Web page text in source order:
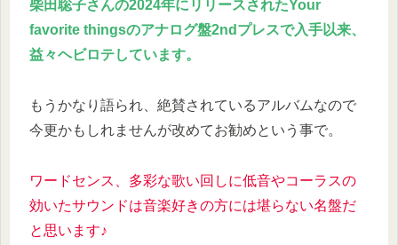
柴田聡子さんの2024年にリリースされたYour
favorite thingsのアナログ盤2ndプレスで入手以来、
益々ヘビロテしています。
もうかなり語られ、絶賛されているアルバムなので
今更かもしれませんが改めてお勧めという事で。
ワードセンス、多彩な歌い回しに低音やコーラスの
効いたサウンドは音楽好きの方には堪らない名盤だ
と思います♪